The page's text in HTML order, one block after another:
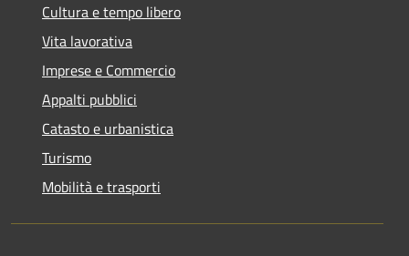
Cultura e tempo libero
Vita lavorativa
Imprese e Commercio
Appalti pubblici
Catasto e urbanistica
Turismo
Mobilità e trasporti